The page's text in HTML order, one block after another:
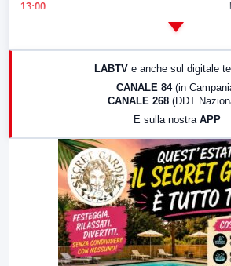
13:00
LABTV e anche sul digitale
CANALE 84 (in
CANALE 268 (DDT
E sulla nostra APP